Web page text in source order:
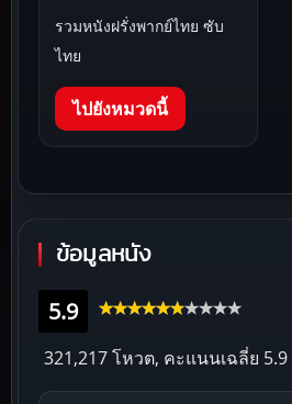
รวมหนังฝรั่งพากย์ไทย ซับ
ไทย
ไปยังหมวดนี้
ข้อมูลหนัง
5.9
321,217 โหวต, คะแนนเฉลี่ย 5.9